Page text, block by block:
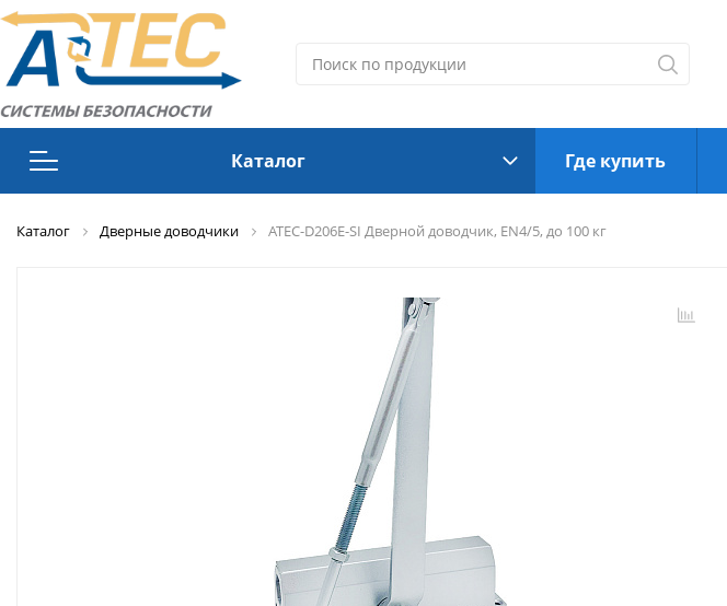
Каталог
Видеонаблюдение
Где купить
Каталог Дверные доводчики ATEC-D206E-SI Дверной доводчик, EN4/5, до 100 кг